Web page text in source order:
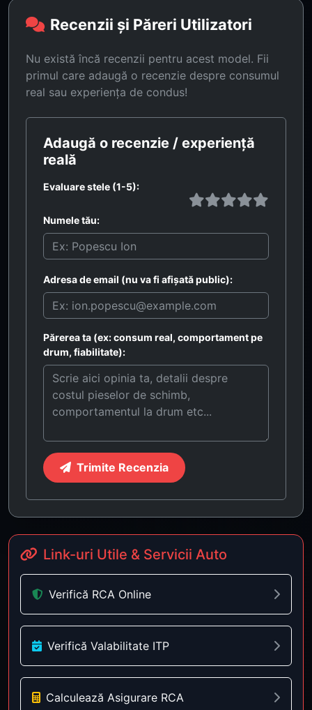
Recenzii și Păreri Utilizatori
Nu există încă recenzii pentru acest model. Fii
primul care adaugă o recenzie despre consumul
real sau experiența de condus!
Adaugă o recenzie / experiență
reală
Evaluare stele (1-5):
Numele tău:
Adresa de email (nu va fi afișată public):
Părerea ta (ex: consum real, comportament pe
drum, fiabilitate):
Trimite Recenzia
Link-uri Utile & Servicii Auto
Verifică RCA Online
Verifică Valabilitate ITP
Calculează Asigurare RCA